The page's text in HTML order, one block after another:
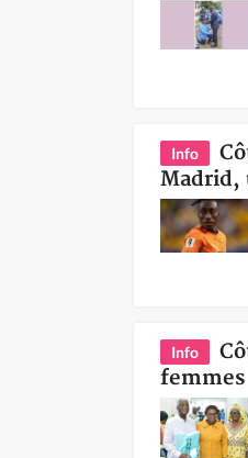
Info
Madrid,
Info
femmes